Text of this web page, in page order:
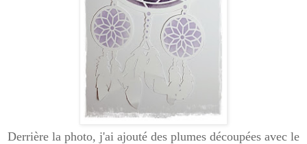
Derrière la photo, j'ai ajouté des plumes découpées avec le